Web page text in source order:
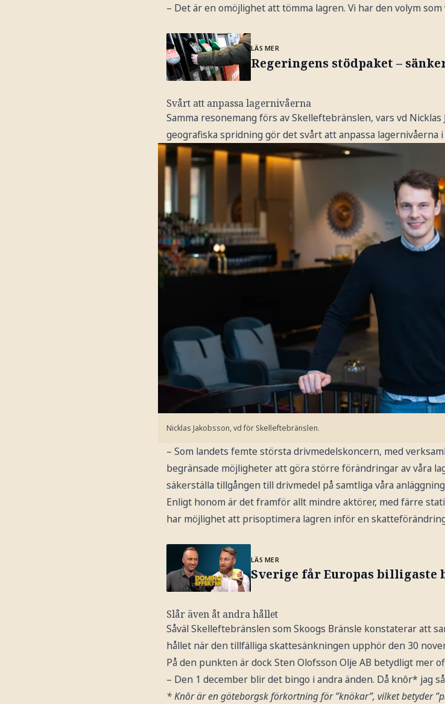
– Det är en omöjlighet att tömma lagren. Vi har den volym
LÄS MER
Regeringens stödpaket –
Svårt att anpassa lagernivåerna
Samma resonemang förs av Skelleftebränslen, vars vd
geografiska spridning gör det svårt att anpassa lagernivåerna
Nicklas Jakobsson, vd för Skelleftebränslen.
– Som landets femte största drivmedelskoncern, med
begränsade möjligheter att göra större förändringar av våra
säkerställa tillgången till drivmedel på samtliga våra
Enligt honom är det framför allt mindre aktörer, med färre
har möjlighet att prisoptimera lagren inför en
LÄS MER
Sverige får Europas billigaste
Slår även åt andra hållet
Såväl Skelleftebränslen som Skoogs Bränsle konstaterar att
hållet när den tillfälliga skattesänkningen upphör den 30
På den punkten är dock Sten Olofsson Olje AB betydligt mer
– Den 1 december blir det bingo i andra änden. Då knôr* jag
* Knôr är en göteborgsk förkortning för ”knökar”, vilket betyder